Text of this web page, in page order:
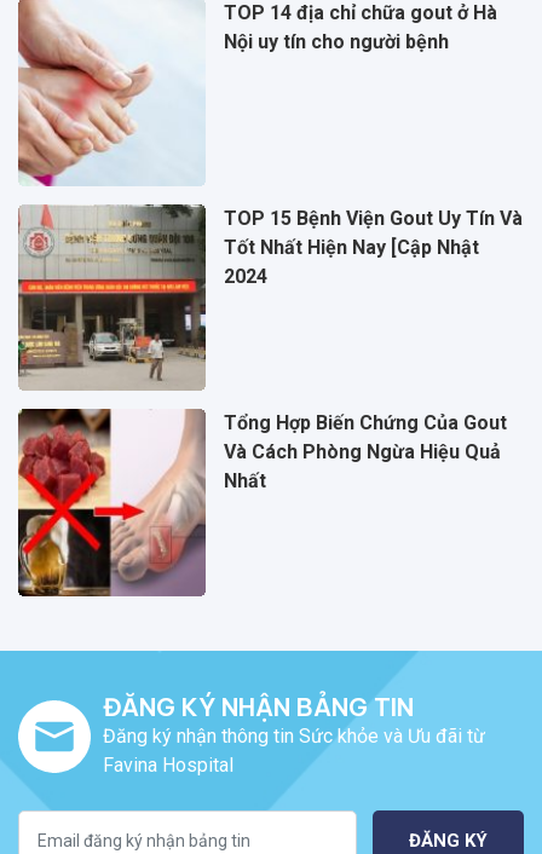
TOP 14 địa chỉ chữa gout ở Hà
Nội uy tín cho người bệnh
TOP 15 Bệnh Viện Gout Uy Tín Và
Tốt Nhất Hiện Nay [Cập Nhật
2024
Tổng Hợp Biến Chứng Của Gout
Và Cách Phòng Ngừa Hiệu Quả
Nhất
ĐĂNG KÝ NHẬN BẢNG TIN
Đăng ký nhận thông tin Sức khỏe và Ưu đãi từ
Favina Hospital
ĐĂNG KÝ